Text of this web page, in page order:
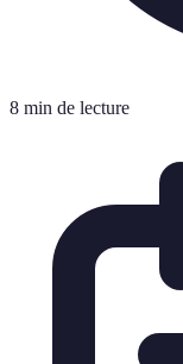
8 min de lecture